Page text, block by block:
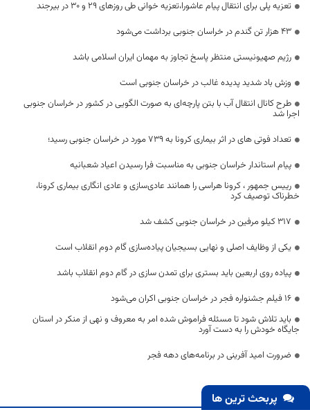
تعزیه پلی برای انتقال پیام عاشورا،تعزیه خوانی طی روزهای ۲۹ و ۳۰ در بیرجند
۴۳ هزار تن گندم در خراسان جنوبی برداشت می‌شود
رژیم صهیونیستی منتظر پاسخ تجاوز به مهمان ایران اسلامی باشد
وزش باد شدید پدیده غالب در خراسان جنوبی است
طرح کانال انتقال آب با بتن پارچه‌ای به صورت الگویی در کشور در خراسان جنوبی
اجرا شد
تعداد فوتی های در اثر بیماری کرونا به 739 مورد در خراسان جنوبی رسید؛
پیام استاندار خراسان جنوبی به مناسبت فرا رسیدن اعیاد شعبانیه
رییس جمهور ، کرونا هراسی را همانند عادی‌سازی و عادی انگاری بیماری کرونا،
خطرناک توصیف کرد
۳۱۷ کیلو مرفین در خراسان جنوبی کشف شد
یکی از وظایف اصلی و نهایی بسیجیان پیاده‌سازی گام دوم انقلاب است
پیاده روی اربعین باید بستری برای تمدن سازی در گام دوم انقلاب باشد
۱۶ فیلم جشنواره فجر در خراسان جنوبی اکران می‌شود
باید تلاش شود تا مسئله فراموش شده امر به معروف و نهی از منکر در استان
جایگاه خودش را به دست آورد
ضرورت امید آفرینی در برنامه‌های دهه فجر
پربحث ترین ها